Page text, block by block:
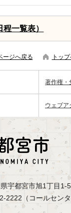
一覧表）
ージへ戻る トッ
著作権・
ウェブア
宇都宮市旭1丁目1-5
2222（コールセン